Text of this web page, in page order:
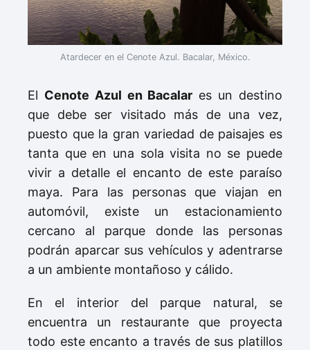
Atardecer en el Cenote Azul. Bacalar, México.
El Cenote Azul en Bacalar es un destino
que debe ser visitado más de una vez,
puesto que la gran variedad de paisajes es
tanta que en una sola visita no se puede
vivir a detalle el encanto de este paraíso
maya. Para las personas que viajan en
automóvil, existe un estacionamiento
cercano al parque donde las personas
podrán aparcar sus vehículos y adentrarse
a un ambiente montañoso y cálido.
En el interior del parque natural, se
encuentra un restaurante que proyecta
todo este encanto a través de sus platillos